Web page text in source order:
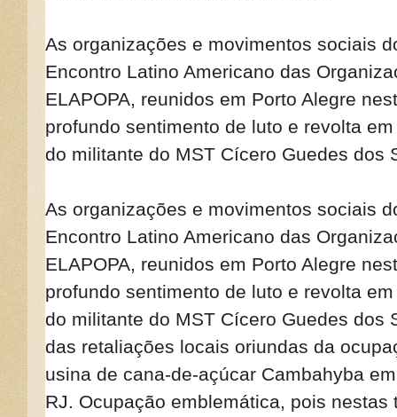
As organizações e movimentos sociais
Encontro Latino Americano das
ELAPOPA, reunidos em Porto Alegre
profundo sentimento de luto e revolta
do militante do MST Cícero Guedes dos
As organizações e movimentos sociais
Encontro Latino Americano das
ELAPOPA, reunidos em Porto Alegre
profundo sentimento de luto e revolta
do militante do MST Cícero Guedes dos
das retaliações locais oriundas da
usina de cana-de-açúcar Cambahyba
RJ. Ocupação emblemática, pois